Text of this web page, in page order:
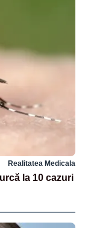
Realitatea Medicala
la 10 cazuri